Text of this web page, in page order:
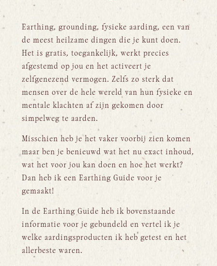
Earthing, grounding, fysieke aarding, een van
de meest heilzame dingen die je kunt doen.
Het is gratis, toegankelijk, werkt precies
afgestemd op jou en het activeert je
zelfgenezend vermogen. Zelfs zo sterk dat
mensen over de hele wereld van hun fysieke en
mentale klachten af zijn gekomen door
simpelweg te aarden.
Misschien heb je het vaker voorbij zien komen
maar ben je benieuwd wat het nu exact inhoud,
wat het voor jou kan doen en hoe het werkt?
Dan heb ik een Earthing Guide voor je
gemaakt!
In de Earthing Guide heb ik bovenstaande
informatie voor je gebundeld en vertel ik je
welke aardingsproducten ik heb getest en het
allerbeste waren.